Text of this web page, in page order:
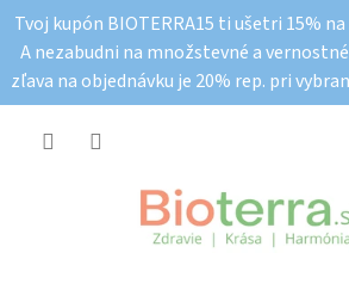
obsah
Tvoj kupón BIOTERRA15 ti ušetri 15%
A nezabudni na množstevné a
zľava na objednávku je 20% rep. pri